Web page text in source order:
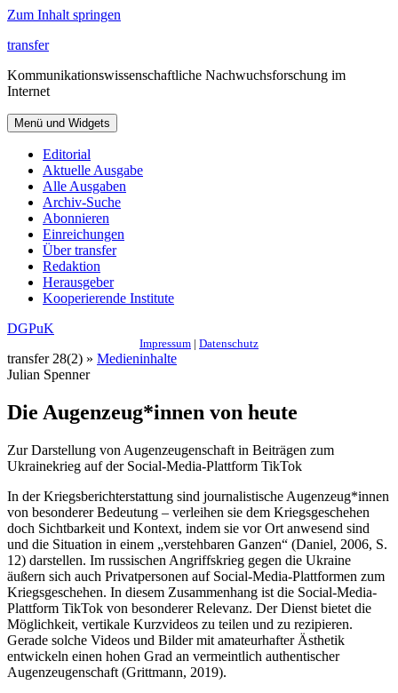
Zum Inhalt springen
transfer
Kommunikationswissenschaftliche Nachwuchsforschung im
Internet
Menü und Widgets
Editorial
Aktuelle Ausgabe
Alle Ausgaben
Archiv-Suche
Abonnieren
Einreichungen
Über transfer
Redaktion
Herausgeber
Kooperierende Institute
DGPuK
Impressum | Datenschutz
transfer 28(2) » Medieninhalte
Julian Spenner
Die Augenzeug*innen von heute
Zur Darstellung von Augenzeugenschaft in Beiträgen zum
Ukrainekrieg auf der Social-Media-Plattform TikTok
In der Kriegsberichterstattung sind journalistische Augenzeug*innen
von besonderer Bedeutung – verleihen sie dem Kriegsgeschehen
doch Sichtbarkeit und Kontext, indem sie vor Ort anwesend sind
und die Situation in einem „verstehbaren Ganzen“ (Daniel, 2006, S.
12) darstellen. Im russischen Angriffskrieg gegen die Ukraine
äußern sich auch Privatpersonen auf Social-Media-Plattformen zum
Kriegsgeschehen. In diesem Zusammenhang ist die Social-Media-
Plattform TikTok von besonderer Relevanz. Der Dienst bietet die
Möglichkeit, vertikale Kurzvideos zu teilen und zu rezipieren.
Gerade solche Videos und Bilder mit amateurhafter Ästhetik
entwickeln einen hohen Grad an vermeintlich authentischer
Augenzeugenschaft (Grittmann, 2019).